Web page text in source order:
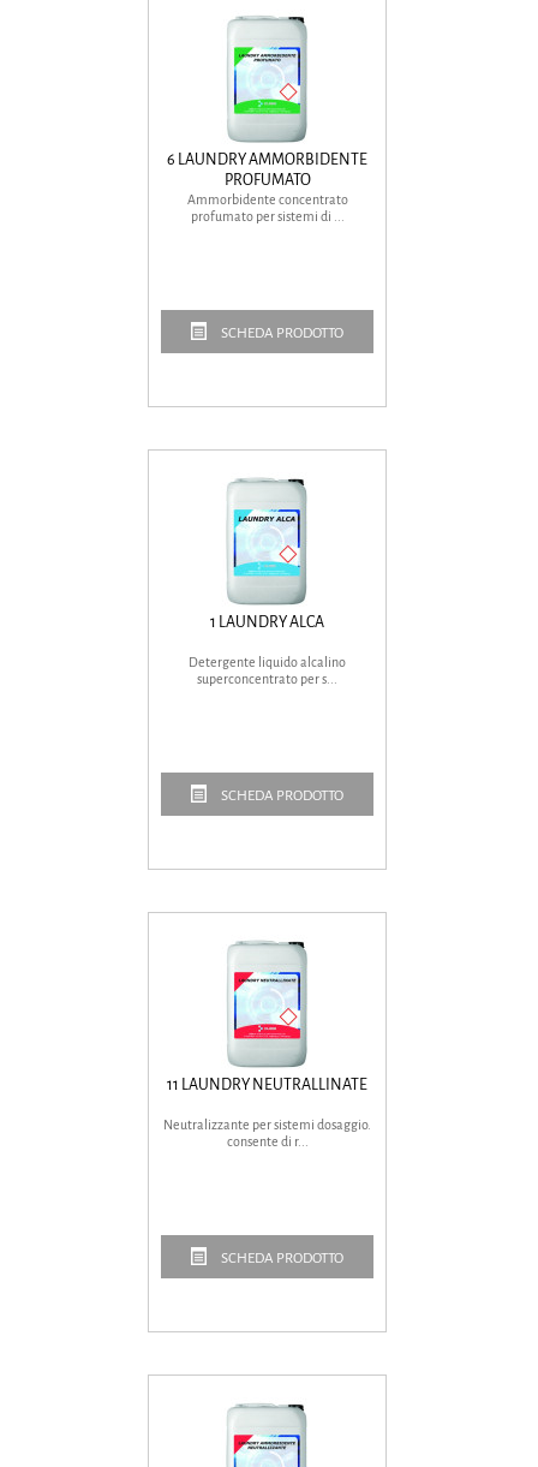
6 LAUNDRY AMMORBIDENTE
PROFUMATO
Ammorbidente concentrato
profumato per sistemi di ...
SCHEDA PRODOTTO
1 LAUNDRY ALCA
Detergente liquido alcalino
superconcentrato per s...
SCHEDA PRODOTTO
11 LAUNDRY NEUTRALLINATE
Neutralizzante per sistemi dosaggio.
consente di r...
SCHEDA PRODOTTO